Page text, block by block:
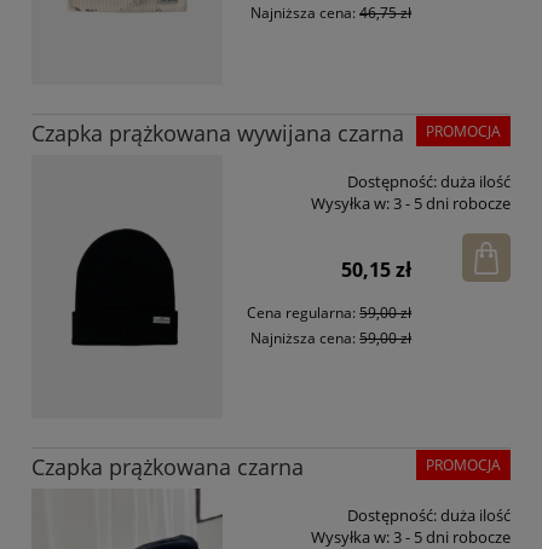
Najniższa cena:46,75 zł
Czapka prążkowana wywijana czarna
Dostępność:duża ilość
Wysyłka w:3 - 5 dni robocze
50,15 zł
Cena regularna:59,00 zł
Najniższa cena:59,00 zł
PROMOCJA
Czapka prążkowana czarna
Dostępność:duża ilość
Wysyłka w:3 - 5 dni robocze
PROMOCJA